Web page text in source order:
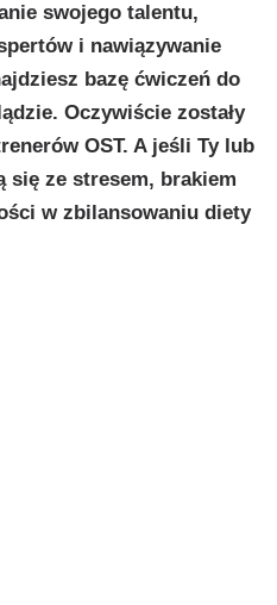
swojego talentu,
i nawiązywanie
bazę ćwiczeń do
Oczywiście zostały
OST. A jeśli Ty lub
się ze stresem, brakiem
w zbilansowaniu diety